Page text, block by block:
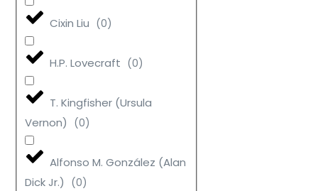
Cixin Liu (0)
H.P. Lovecraft (0)
T. Kingfisher (Ursula
Vernon) (0)
Alfonso M. González (Alan
Dick Jr.) (0)